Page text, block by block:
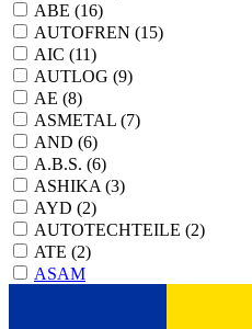
ABE (16)
AUTOFREN (15)
AIC (11)
AUTLOG (9)
AE (8)
ASMETAL (7)
AND (6)
A.B.S. (6)
ASHIKA (3)
AYD (2)
AUTOTECHTEILE (2)
ATE (2)
ASAM